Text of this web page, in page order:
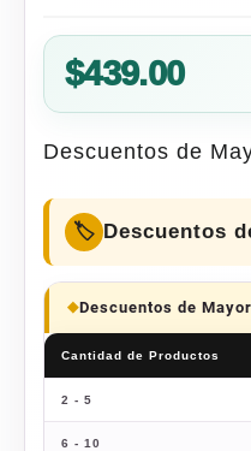
$439.00
Descuentos de
Descuentos
Descuentos de
Cantidad de Productos
2 - 5
6 - 10